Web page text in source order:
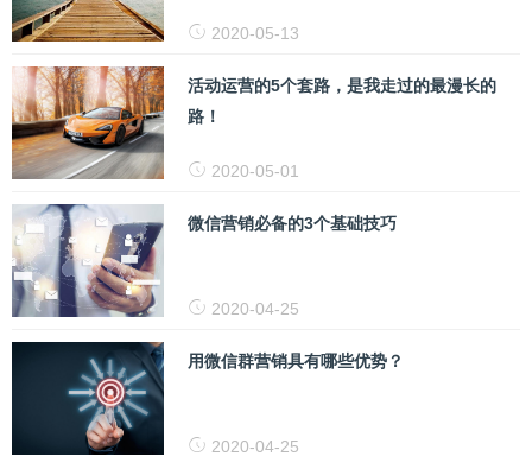
2020-05-13
活动运营的5个套路，是我走过的最漫长的
路！
2020-05-01
微信营销必备的3个基础技巧
2020-04-25
用微信群营销具有哪些优势？
2020-04-25